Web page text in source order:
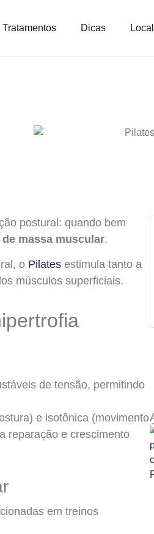
Tratamentos Dicas
postural: quando bem
massa muscular.
o Pilates estimula tanto a
músculos superficiais.
de tensão, permitindo
e isotônica (movimento
reparação e crescimento
em treinos